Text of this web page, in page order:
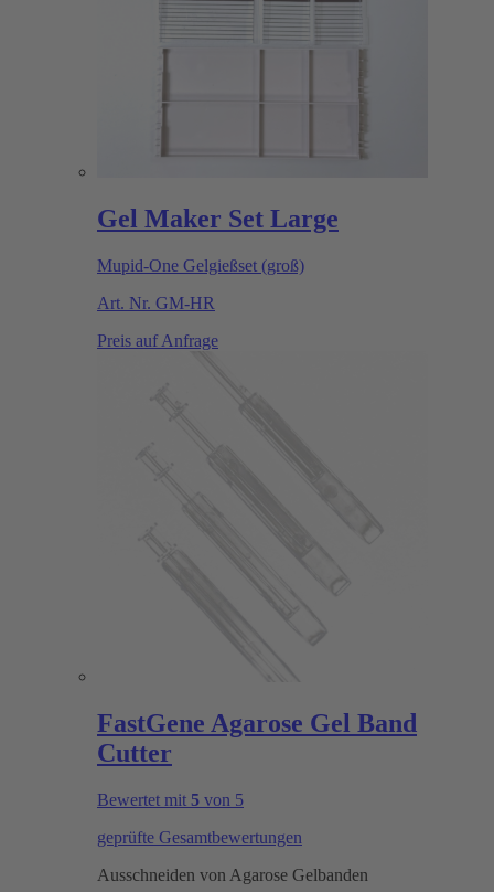
Gel Maker Set Large
Mupid-One Gelgießset (groß)
Art. Nr. GM-HR
Preis auf Anfrage
FastGene Agarose Gel Band
Cutter
Bewertet mit 5 von 5
geprüfte Gesamtbewertungen
Ausschneiden von Agarose Gelbanden